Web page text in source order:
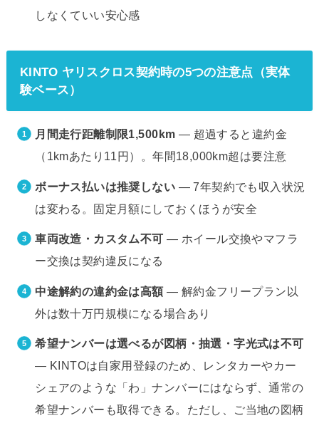
しなくていい安心感
KINTO ヤリスクロス契約時の5つの注意点（実体
験ベース）
月間走行距離制限1,500km — 超過すると違約金
（1kmあたり11円）。年間18,000km超は要注意
ボーナス払いは推奨しない — 7年契約でも収入状況
は変わる。固定月額にしておくほうが安全
車両改造・カスタム不可 — ホイール交換やマフラ
ー交換は契約違反になる
中途解約の違約金は高額— 解約金フリープラン以
外は数十万円規模になる場合あり
希望ナンバーは選べるが図柄・抽選・字光式は不可
— KINTOは自家用登録のため、レンタカーやカー
シェアのような「わ」ナンバーにはならず、通常の
希望ナンバーも取得できる。ただし、ご当地の図柄